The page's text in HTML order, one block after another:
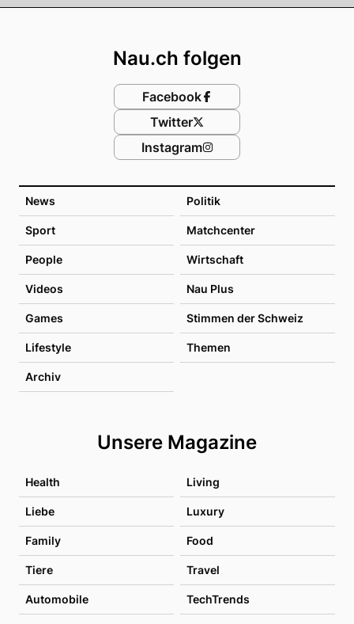
News Politik
Sport Matchcenter
People Wirtschaft
Videos Nau Plus
Games Stimmen der Schweiz
Lifestyle Themen
Archiv
Unsere Magazine
Health Living
Liebe Luxury
Family Food
Tiere Travel
Automobile TechTrends
Nau.ch folgen
Facebook
Twitter
Instagram